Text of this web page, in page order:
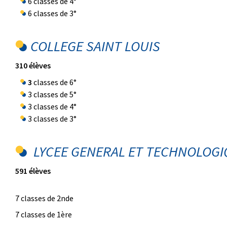
6 classes de 3°
COLLEGE SAINT LOUIS
310 élèves
3 classes de 6°
3 classes de 5°
3 classes de 4°
3 classes de 3°
LYCEE GENERAL ET
591 élèves
7 classes de 2nde
7 classes de 1ère